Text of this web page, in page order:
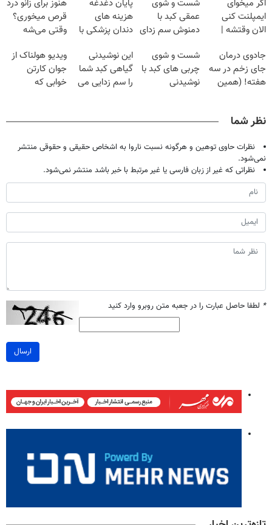
اگر میخوای
ایمپلنت کنی
الان وقتشه |
میلیون تومان!!!
شست و شوی
عمقی کبد با
دمنوش سم زدای
پایان دغدغه
هزینه های
دندان پزشکی با
خانگی
هنوز برای زانو درد
قرص میخوری؟
وقتی می‌شه
درمانش کرد؟؟؟؟
جادوی درمان
جای زخم در سه
هفته! (همین
شست و شوی
چربی های کبد با
نوشیدنی
این نوشیدنی
گیاهی کبد شما
را سم زدایی می
ویدیو هولناک از
جوان کارتن
خوابی که
نظر شما
نظرات حاوی توهین و هرگونه نسبت ناروا به اشخاص حقیقی و حقوقی منتشر
نمی‌شود.
نظراتی که غیر از زبان فارسی یا غیر مرتبط با خبر باشد منتشر نمی‌شود.
* لطفا حاصل عبارت را در جعبه متن روبرو وارد کنید
ارسال